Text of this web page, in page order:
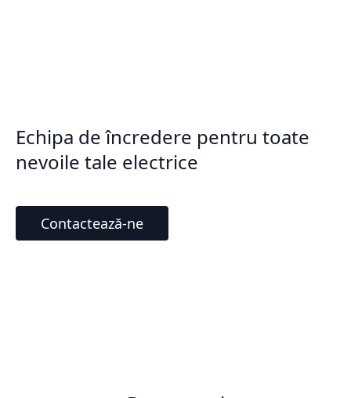
Echipa de încredere pentru toate
nevoile tale electrice
Contactează-ne